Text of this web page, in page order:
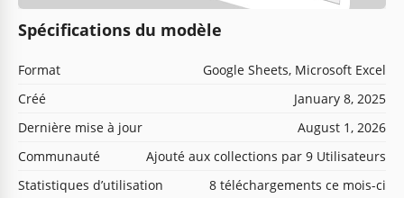
Spécifications du modèle
Format
Google Sheets, Microsoft Excel
Créé
January 8, 2025
Dernière mise à jour
August 1, 2026
Communauté
Ajouté aux collections par 9 Utilisateurs
Statistiques d’utilisation
8 téléchargements ce mois-ci